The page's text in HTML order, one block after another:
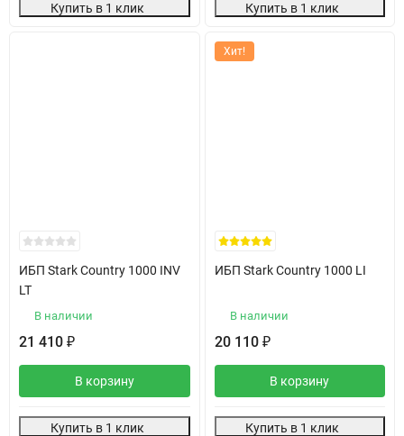
Купить в 1 клик Купить в 1 клик
ИБП Stark Country 1000 INV
LT
В наличии
21 410 ₽
В корзину
Купить в 1 клик
Хит!
ИБП Stark Country 1000 LI
В наличии
20 110 ₽
В корзину
Купить в 1 клик